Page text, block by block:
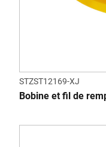
STZST12169-XJ
Bobine et fil de